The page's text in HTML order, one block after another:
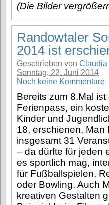
(Die Bilder
Randowtaler
2014 ist
Geschrieben von Claudia
Sonntag, 22. Juni 2014
Noch keine Kommentare
Bereits zum 8.Mal
Ferienpass, ein
Kinder und
18, erschienen. Man
insgesamt 31
– da dürfte für jeden
es sportlich mag,
für Fußballspielen,
oder Bowling. Auch
kreativen Gestalten